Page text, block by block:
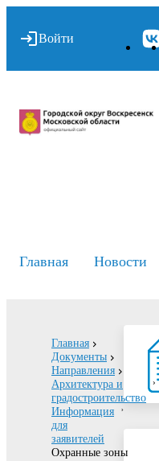
Войти
Главная Новости
Главная
Документы
Направления
Архитектура и
градостроительство
Информация
для
заявителей
Охранные зоны